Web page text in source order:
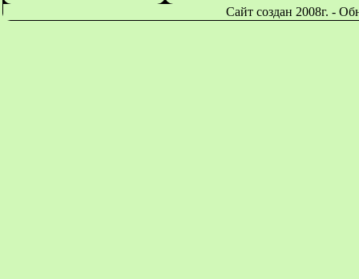
Сайт создан 2008г. -